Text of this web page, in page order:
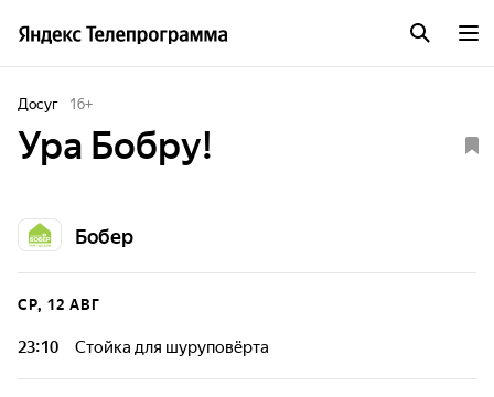
Досуг 16+
Ура Бобру!
Бобер
СР, 12 АВГ
23:10 Стойка для шуруповёрта